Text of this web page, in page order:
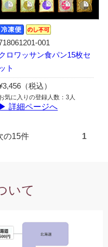
001
ロワッサン食パン15枚セ
ット
（税込）
気に入りの登録人数：3人
▶ 詳細ページへ
15件 次の15件 1
いて